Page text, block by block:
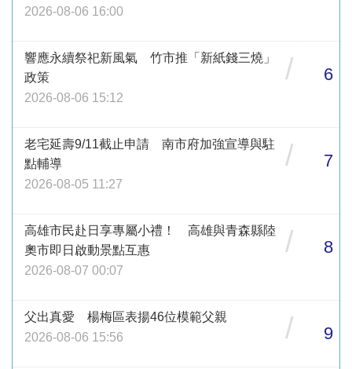
2026-08-06 16:00
響應永續祭祀新風氣 竹市推「新紙錢三燒」
政策
2026-08-06 15:12
/ 6
老宅延壽9/11截止申請 南市府加強宣導與駐
點輔導
2026-08-05 11:27
/ 7
高雄市民赴日享專屬小禮！ 高雄與青森縣陸
奧市即日啟動景點互惠
2026-08-07 00:07
/ 8
父出真愛 楊梅區表揚46位模範父親
2026-08-06 15:56
/ 9